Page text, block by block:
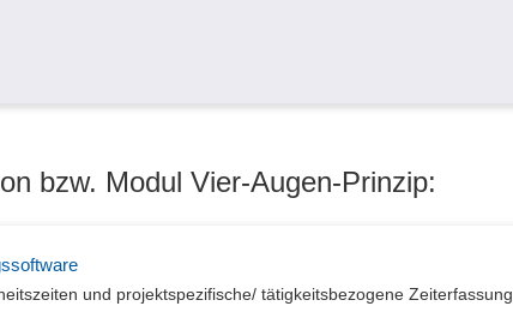
Prüfplanversionierung
Qualitätsmanagement
Testfragen
bzw. Modul Vier-Augen-Prinzip:
und projektspezifische/ tätigkeitsbezogene Zeiterfassung.